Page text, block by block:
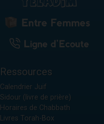
Ressources
Calendrier Juif
Sidour (livre de prière)
Horaires de Chabbath
Livres Torah-Box